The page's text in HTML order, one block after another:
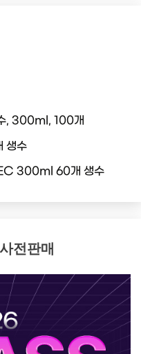
, 300ml, 100개
생수
EC 300ml 60개 생수
전판매